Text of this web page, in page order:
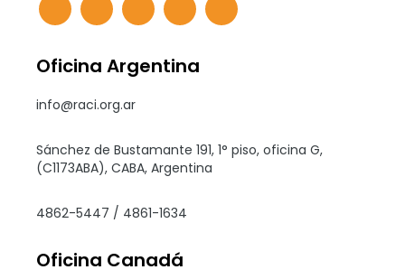
Oficina Argentina
info@raci.org.ar
Sánchez de Bustamante 191, 1° piso, oficina G,
(C1173ABA), CABA, Argentina
4862-5447 / 4861-1634
Oficina Canadá